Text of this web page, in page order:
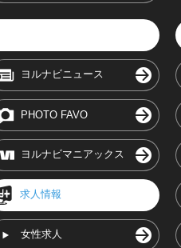
ヨルナビニュース
PHOTO FAVO
ヨルナビマニアックス
求人情報
女性求人